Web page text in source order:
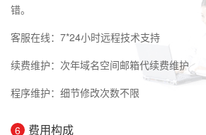
错。
客服在线：7*24小时远程技术支持
续费维护：次年域名空间邮箱代续费维护
程序维护：细节修改次数不限
6 费用构成